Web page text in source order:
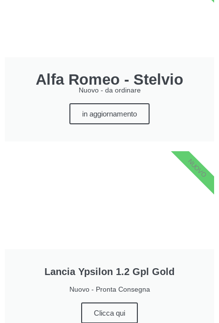
Alfa Romeo - Stelvio
Nuovo - da ordinare
in aggiornamento
Lancia Ypsilon 1.2 Gpl Gold
Nuovo - Pronta Consegna
Clicca qui
NUOVO